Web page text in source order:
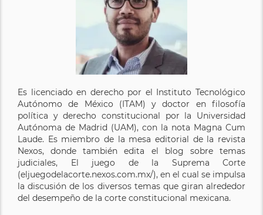
Es licenciado en derecho por el Instituto Tecnológico
Autónomo de México (ITAM) y doctor en filosofía
política y derecho constitucional por la Universidad
Autónoma de Madrid (UAM), con la nota Magna Cum
Laude. Es miembro de la mesa editorial de la revista
Nexos, donde también edita el blog sobre temas
judiciales, El juego de la Suprema Corte
(eljuegodelacorte.nexos.com.mx/), en el cual se impulsa
la discusión de los diversos temas que giran alrededor
del desempeño de la corte constitucional mexicana.